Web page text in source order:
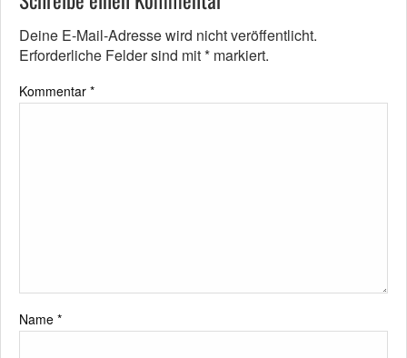
Deine E-Mail-Adresse wird nicht veröffentlicht.
Erforderliche Felder sind mit* markiert.
Kommentar *
Name *